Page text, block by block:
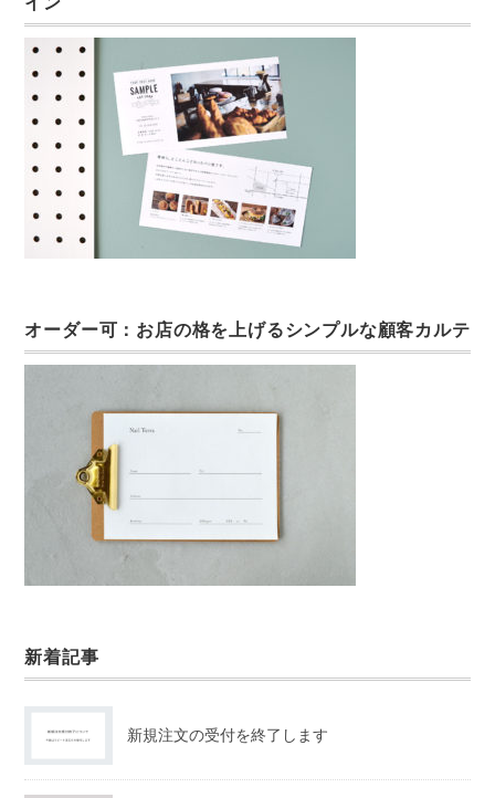
オーダー可：お店の格を上げるシンプルな顧客カルテ
新着記事
新規注文の受付を終了します